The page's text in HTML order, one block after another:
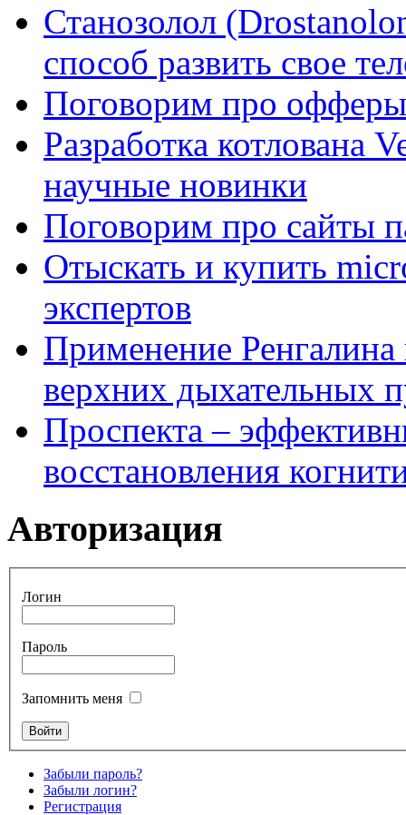
Станозолол
способ развить свое
Поговорим про
Разработка котлована
научные новинки
Поговорим про сайты
Отыскать и купить
экспертов
Применение Ренгалина
верхних дыхательных
Проспекта –
восстановления
Авторизация
Логин
Пароль
Запомнить меня
Забыли пароль?
Забыли логин?
Регистрация